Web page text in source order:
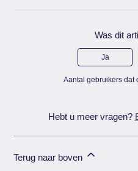
Was dit
Ja
Aantal gebruikers dat
Hebt u meer vragen?
Terug naar boven